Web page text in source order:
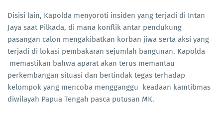
Disisi lain, Kapolda menyoroti insiden yang terjadi di Intan
Jaya saat Pilkada, di mana konflik antar pendukung
pasangan calon mengakibatkan korban jiwa serta aksi yang
terjadi di lokasi pembakaran sejumlah bangunan. Kapolda
memastikan bahwa aparat akan terus memantau
perkembangan situasi dan bertindak tegas terhadap
kelompok yang mencoba mengganggu keadaan kamtibmas
diwilayah Papua Tengah pasca putusan MK.